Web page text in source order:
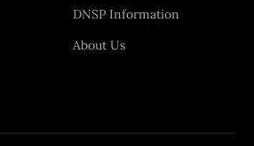
DNSP Information
About Us